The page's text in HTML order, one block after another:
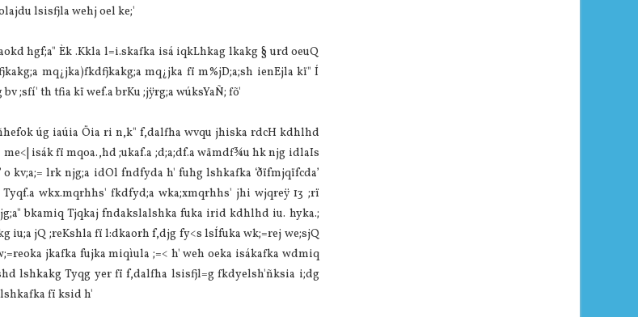
lsisfjla wehj oel ke;'
hgf;a" Èk .Kkla l=i.skafka isá iqkLhkag lkakg § urd oeuQ
mq¿jka)fkdfjkakg;a mq¿jka fï m%jD;a;sh ienEjla kï" Í
;sfí' th tfia kï wef.a brKu ;jÿrg;a wúksYaÑ; fõ'
úg iaúia Öia ri n,k" f,dalfha wvqu jhiska rdcH kdhlhd
isák fï mqoa.,hd ;ukaf.a ;d;a;df.a wämdf¾u hk njg idlaIs
kv;a;= lrk njg;a idOl fndfyda h' fuhg lshkafka ‘ðïfmjqïfcda’
wkx.mqrhhs' fkdfyd;a wka;xmqrhhs' jhi wjqreÿ 13 ;rï
bkamiq Tjqkaj fndakslalshka fuka irid kdhlhd iu. hyka.;
jQ ;reKshla fï l:dkaorh f,djg fy<s lsÍfuka wk;=rej we;sjQ
jkafka fujka miqìula ;=< h' weh oeka isákafka wdmiq
lshkakg Tyqg yer fï f,dalfha lsisfjl=g fkdyelsh'ñksia i;dg
fï ksid h'